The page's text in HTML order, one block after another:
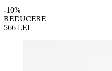
-10%
REDUCERE
566 LEI